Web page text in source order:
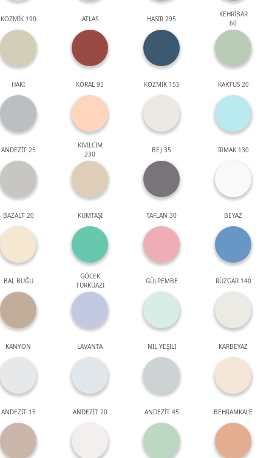
KOZMİK 190 ATLAS HASIR 295
KEHRİBAR
60
HAKİ KORAL 95 KOZMİK 155 KAKTÜS 20
ANDEZİT 25
KIVILCIM
230
BEJ 35 IRMAK 130
BAZALT 20 KUMTAŞI TAFLAN 30 BEYAZ
BAL BUĞU
GÖCEK
TURKUAZI
GÜLPEMBE RÜZGAR 140
KANYON LAVANTA NİL YEŞİLİ KARBEYAZ
ANDEZİT 15 ANDEZİT 20 ANDEZİT 45 BEHRAMKALE